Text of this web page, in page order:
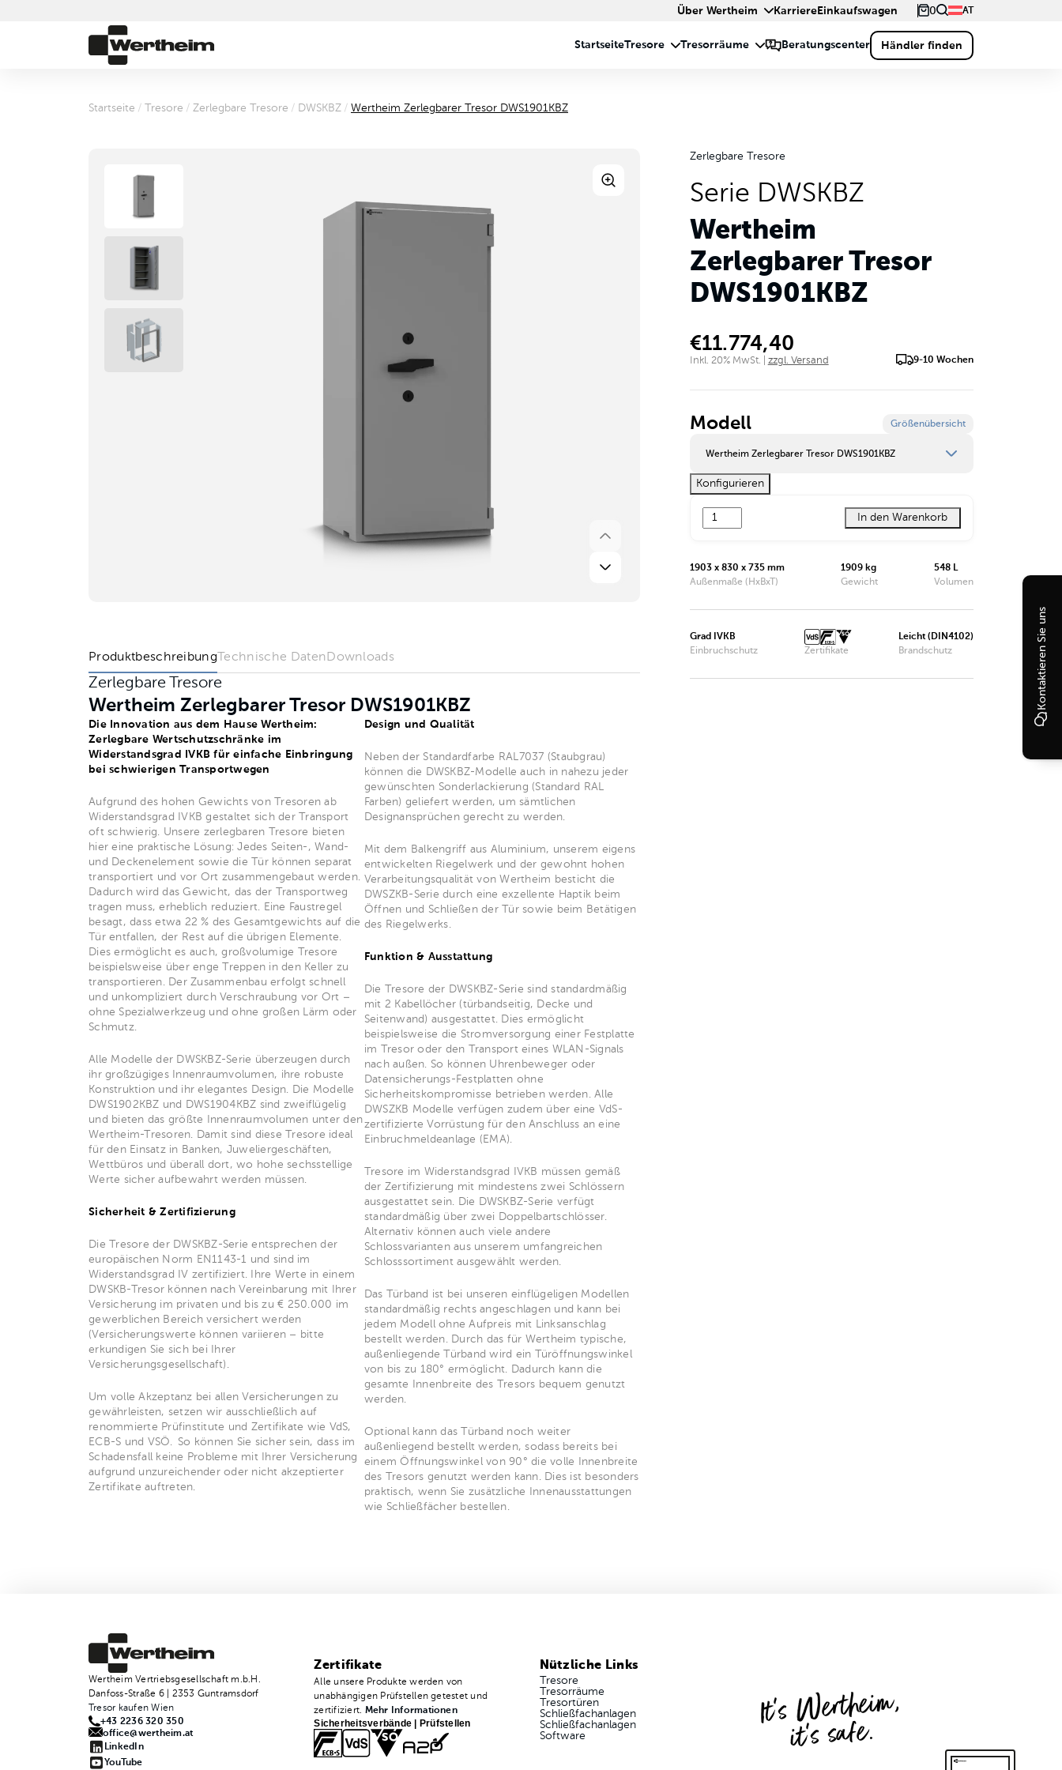
Über Wertheim Karriere Einkaufswagen 0 AT
Kontaktieren Sie uns
Startseite / Tresore / Zerlegbare Tresore / DWSKBZ / Wertheim Zerlegbarer Tresor DWS1901KBZ
Zerlegbare Tresore
Serie DWSKBZ
Wertheim
Zerlegbarer Tresor
DWS1901KBZ
€11.774,40
Inkl. 20% MwSt. | zzgl. Versand 9-10 Wochen
Modell Größenübersicht
Wertheim Zerlegbarer Tresor DWS1901KBZ
Wertheim Zerlegbarer Tresor DWS1000KBZ
Wertheim Zerlegbarer Tresor DWS1200KBZ
Wertheim Zerlegbarer Tresor DWS1901KBZ
Wertheim Zerlegbarer Tresor DWS1902KBZ
Wertheim Zerlegbarer Tresor DWS1904KBZ
Konfigurieren
In den Warenkorb
1903 x 830 x 735 mm
Außenmaße (HxBxT)
1909 kg
Gewicht
548 L
Volumen
Grad IVKB
Einbruchschutz
Zertifikate
Leicht (DIN4102)
Brandschutz
ProduktbeschreibungTechnische Daten Downloads
Zerlegbare Tresore
Wertheim Zerlegbarer Tresor DWS1901KBZ
Die Innovation aus dem Hause Wertheim:
Zerlegbare Wertschutzschränke im
Widerstandsgrad IVKB für einfache Einbringung
bei schwierigen Transportwegen
Aufgrund des hohen Gewichts von Tresoren ab
Widerstandsgrad IVKB gestaltet sich der Transport
oft schwierig. Unsere zerlegbaren Tresore bieten
hier eine praktische Lösung: Jedes Seiten-, Wand-
und Deckenelement sowie die Tür können separat
transportiert und vor Ort zusammengebaut werden.
Dadurch wird das Gewicht, das der Transportweg
tragen muss, erheblich reduziert. Eine Faustregel
besagt, dass etwa 22 % des Gesamtgewichts auf die
Tür entfallen, der Rest auf die übrigen Elemente.
Dies ermöglicht es auch, großvolumige Tresore
beispielsweise über enge Treppen in den Keller zu
transportieren. Der Zusammenbau erfolgt schnell
und unkompliziert durch Verschraubung vor Ort –
ohne Spezialwerkzeug und ohne großen Lärm oder
Schmutz.
Alle Modelle der DWSKBZ-Serie überzeugen durch
ihr großzügiges Innenraumvolumen, ihre robuste
Konstruktion und ihr elegantes Design. Die Modelle
DWS1902KBZ und DWS1904KBZ sind zweiflügelig
und bieten das größte Innenraumvolumen unter den
Wertheim-Tresoren. Damit sind diese Tresore ideal
für den Einsatz in Banken, Juweliergeschäften,
Wettbüros und überall dort, wo hohe sechsstellige
Werte sicher aufbewahrt werden müssen.
Sicherheit & Zertifizierung
Die Tresore der DWSKBZ-Serie entsprechen der
europäischen Norm EN1143-1 und sind im
Widerstandsgrad IV zertifiziert. Ihre Werte in einem
DWSKB-Tresor können nach Vereinbarung mit Ihrer
Versicherung im privaten und bis zu € 250.000 im
gewerblichen Bereich versichert werden
(Versicherungswerte können variieren – bitte
erkundigen Sie sich bei Ihrer
Versicherungsgesellschaft).
Um volle Akzeptanz bei allen Versicherungen zu
gewährleisten, setzen wir ausschließlich auf
renommierte Prüfinstitute und Zertifikate wie VdS,
ECB-S und VSÖ. So können Sie sicher sein, dass im
Schadensfall keine Probleme mit Ihrer Versicherung
aufgrund unzureichender oder nicht akzeptierter
Zertifikate auftreten.
Design und Qualität
Neben der Standardfarbe RAL7037 (Staubgrau)
können die DWSKBZ-Modelle auch in nahezu jeder
gewünschten Sonderlackierung (Standard RAL
Farben) geliefert werden, um sämtlichen
Designansprüchen gerecht zu werden.
Mit dem Balkengriff aus Aluminium, unserem eigens
entwickelten Riegelwerk und der gewohnt hohen
Verarbeitungsqualität von Wertheim besticht die
DWSZKB-Serie durch eine exzellente Haptik beim
Öffnen und Schließen der Tür sowie beim Betätigen
des Riegelwerks.
Funktion & Ausstattung
Die Tresore der DWSKBZ-Serie sind standardmäßig
mit 2 Kabellöcher (türbandseitig, Decke und
Seitenwand) ausgestattet. Dies ermöglicht
beispielsweise die Stromversorgung einer Festplatte
im Tresor oder den Transport eines WLAN-Signals
nach außen. So können Uhrenbeweger oder
Datensicherungs-Festplatten ohne
Sicherheitskompromisse betrieben werden. Alle
DWSZKB Modelle verfügen zudem über eine VdS-
zertifizierte Vorrüstung für den Anschluss an eine
Einbruchmeldeanlage (EMA).
Tresore im Widerstandsgrad IVKB müssen gemäß
der Zertifizierung mit mindestens zwei Schlössern
ausgestattet sein. Die DWSKBZ-Serie verfügt
standardmäßig über zwei Doppelbartschlösser.
Alternativ können auch viele andere
Schlossvarianten aus unserem umfangreichen
Schlosssortiment ausgewählt werden.
Das Türband ist bei unseren einflügeligen Modellen
standardmäßig rechts angeschlagen und kann bei
jedem Modell ohne Aufpreis mit Linksanschlag
bestellt werden. Durch das für Wertheim typische,
außenliegende Türband wird ein Türöffnungswinkel
von bis zu 180° ermöglicht. Dadurch kann die
gesamte Innenbreite des Tresors bequem genutzt
werden.
Optional kann das Türband noch weiter
außenliegend bestellt werden, sodass bereits bei
einem Öffnungswinkel von 90° die volle Innenbreite
des Tresors genutzt werden kann. Dies ist besonders
praktisch, wenn Sie zusätzliche Innenausstattungen
wie Schließfächer bestellen.
Wertheim Vertriebsgesellschaft m.b.H.
Danfoss-Straße 6 | 2353 Guntramsdorf
Tresor kaufen Wien
+43 2236 320 350
office@wertheim.at
LinkedIn
YouTube
Zertifikate
Alle unsere Produkte werden von
unabhängigen Prüfstellen getestet und
zertifiziert. Mehr Informationen
Sicherheitsverbände | Prüfstellen
Nützliche Links
Tresore
Tresorräume
Tresortüren
Schließfachanlagen
Schließfachanlagen
Software
It's Wertheim,
it's safe.